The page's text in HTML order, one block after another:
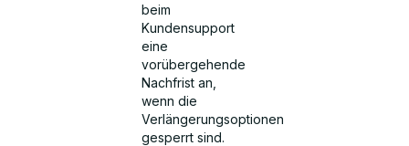
beim
Kundensupport
eine
vorübergehende
Nachfrist an,
wenn die
Verlängerungsoptionen
gesperrt sind.